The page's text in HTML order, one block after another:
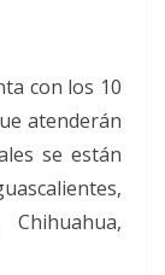
con los 10
atenderán
se están